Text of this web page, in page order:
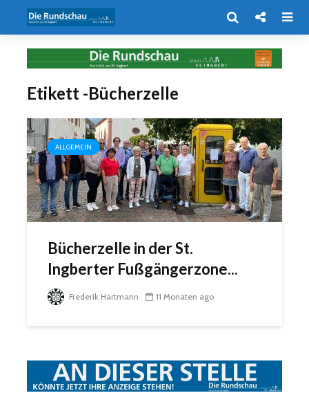
Etikett -Bücherzelle
ALLGEMEIN
Bücherzelle in der St.
Ingberter Fußgängerzone...
Frederik Hartmann 11 Monaten ago